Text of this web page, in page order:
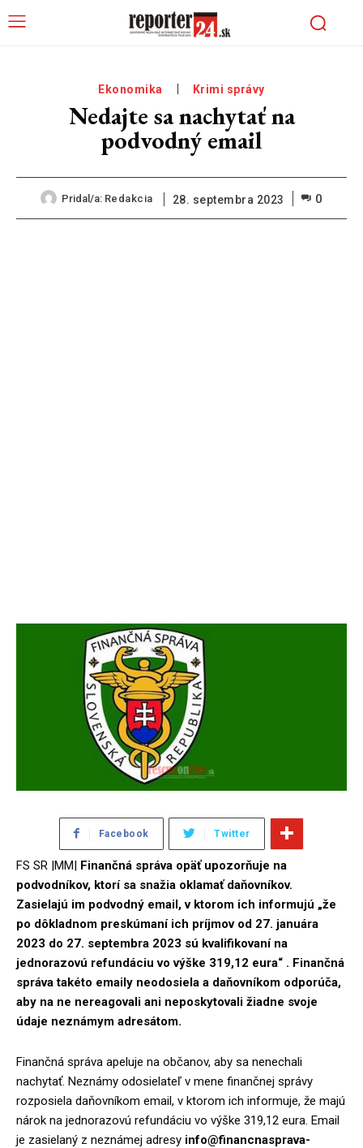
Ekonomika Krimi správy
Nedajte sa nachytať na
podvodný email
Pridal/a: Redakcia 28. septembra 2023 0
Facebook Twitter
FS SR |MM| Finančná správa opäť upozorňuje na
podvodníkov, ktorí sa snažia oklamať daňovníkov.
Zasielajú im podvodný email, v ktorom ich informujú „že
po dôkladnom preskúmaní ich príjmov od 27. januára
2023 do 27. septembra 2023 sú kvalifikovaní na
jednorazovú refundáciu vo výške 319,12 eura“ . Finančná
správa takéto emaily neodosiela a daňovníkom odporúča,
aby na ne nereagovali ani neposkytovali žiadne svoje
údaje neznámym adresátom.
Finančná správa apeluje na občanov, aby sa nenechali
nachytať. Neznámy odosielateľ v mene finančnej správy
rozposiela daňovníkom email, v ktorom ich informuje, že majú
nárok na jednorazovú refundáciu vo výške 319,12 eura. Email
je zasielaný z neznámej adresy info@financnasprava-